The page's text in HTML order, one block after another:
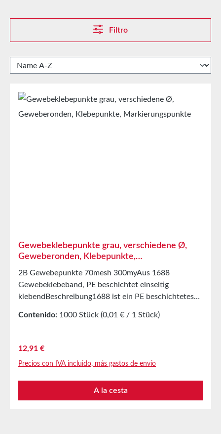
Filtro
Gewebeklebepunkte grau, verschiedene Ø,
Geweberonden, Klebepunkte,
2B Gewebepunkte 70mesh 300myAus 1688
Gewebeklebeband, PE beschichtet einseitig
klebendBeschreibung1688 ist ein PE beschichtetes
PET/Zellwollgewebe und einer extrem starken
Durchmesser von 30 mm zur Fixierung von
Produkten.Universell im Außen und Innenbereich
einsetzbar.Markieren, Abdecken, Verpacken,
Schützen, Fixieren und vieles mehr.Technische
Contenido: 1000 Stück (0,01 € / 1 Stück)
Precio normal:
12,91 €
Precios con IVA incluido, más gastos de envío
A la cesta